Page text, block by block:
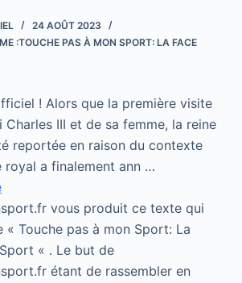
24 AOÛT 2023
:TOUCHE PAS À MON SPORT: LA FACE
! Alors que la première visite
Charles III et de sa femme, la reine
reportée en raison du contexte
royal a finalement ann …
vous produit ce texte qui
« Touche pas à mon Sport: La
« . Le but de
étant de rassembler en